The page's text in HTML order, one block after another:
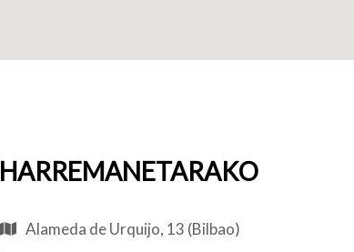
HARREMANETARAKO
Alameda de Urquijo, 13 (Bilbao)